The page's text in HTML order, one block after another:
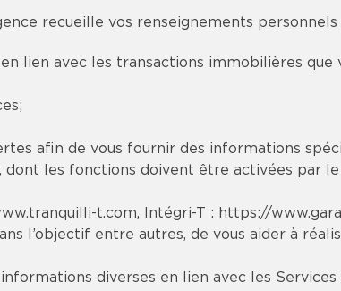
recueille vos renseignements
lien avec les transactions immobilières que
afin de vous fournir des informations
dont les fonctions doivent être activées par
t.com, Intégri-T : https://
l’objectif entre autres, de vous aider à
diverses en lien avec les